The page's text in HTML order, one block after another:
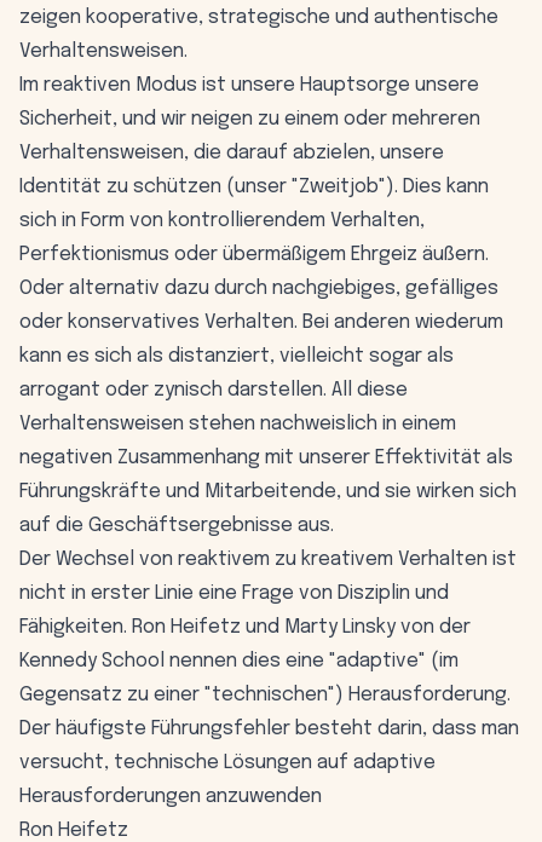
zeigen kooperative, strategische und authentische
Verhaltensweisen.
Im reaktiven Modus ist unsere Hauptsorge unsere
Sicherheit, und wir neigen zu einem oder mehreren
Verhaltensweisen, die darauf abzielen, unsere
Identität zu schützen (unser "Zweitjob"). Dies kann
sich in Form von kontrollierendem Verhalten,
Perfektionismus oder übermäßigem Ehrgeiz äußern.
Oder alternativ dazu durch nachgiebiges, gefälliges
oder konservatives Verhalten. Bei anderen wiederum
kann es sich als distanziert, vielleicht sogar als
arrogant oder zynisch darstellen. All diese
Verhaltensweisen stehen nachweislich in einem
negativen Zusammenhang mit unserer Effektivität als
Führungskräfte und Mitarbeitende, und sie wirken sich
auf die Geschäftsergebnisse aus.
Der Wechsel von reaktivem zu kreativem Verhalten ist
nicht in erster Linie eine Frage von Disziplin und
Fähigkeiten. Ron Heifetz und Marty Linsky von der
Kennedy School nennen dies eine "adaptive" (im
Gegensatz zu einer "technischen") Herausforderung.
Der häufigste Führungsfehler besteht darin, dass man
versucht, technische Lösungen auf adaptive
Herausforderungen anzuwenden
Ron Heifetz